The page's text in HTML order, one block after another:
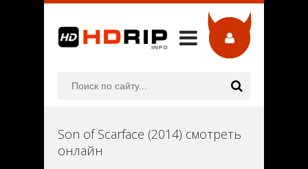
Son of Scarface (2014) смотреть
онлайн